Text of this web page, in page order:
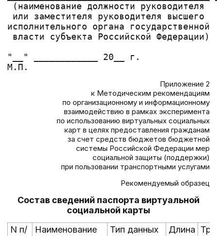
(наименование должности
или заместителя руководителя высшего
исполнительного органа государственной
власти субъекта Российской Федерации)
"__" ____________ 20__ г.
Приложение 2
к Методическим рекомендациям
по организационному и информационному
взаимодействию в рамках эксперимента
по использованию виртуальных социальных
карт в целях предоставления гражданам
за счет средств бюджетов бюджетной
системы Российской Федерации мер
социальной защиты (поддержки)
при пользовании транспортными услугами
Рекомендуемый образец
Состав сведений паспорта виртуальной
социальной карты
N п/
Наименование
Тип данных
Длина